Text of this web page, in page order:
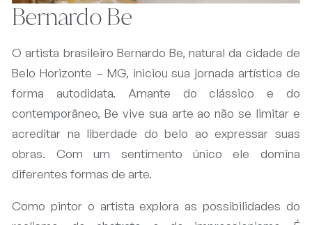
Bernardo Be
O artista brasileiro Bernardo Be, natural da cidade de
Belo Horizonte – MG, iniciou sua jornada artística de
forma autodidata. Amante do clássico e do
contemporâneo, Be vive sua arte ao não se limitar e
acreditar na liberdade do belo ao expressar suas
obras. Com um sentimento único ele domina
diferentes formas de arte.
​Como pintor o artista explora as possibilidades do